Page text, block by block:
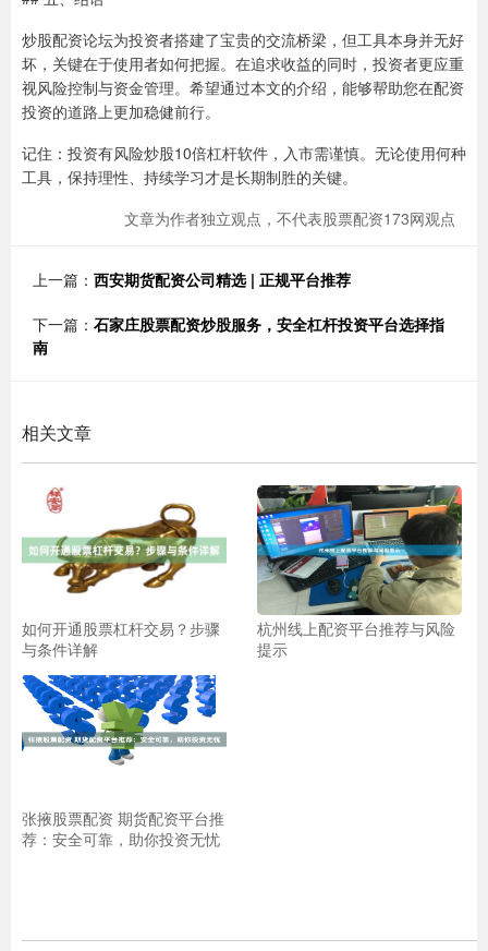
炒股配资论坛为投资者搭建了宝贵的交流桥梁，但工具本身并无好
坏，关键在于使用者如何把握。在追求收益的同时，投资者更应重
视风险控制与资金管理。希望通过本文的介绍，能够帮助您在配资
投资的道路上更加稳健前行。
记住：投资有风险炒股10倍杠杆软件，入市需谨慎。无论使用何种
工具，保持理性、持续学习才是长期制胜的关键。
文章为作者独立观点，不代表股票配资173网观点
上一篇： 西安期货配资公司精选 | 正规平台推荐
下一篇： 石家庄股票配资炒股服务，安全杠杆投资平台选择指
南
相关文章
如何开通股票杠杆交易？步骤
与条件详解
杭州线上配资平台推荐与风险
提示
张掖股票配资 期货配资平台推
荐：安全可靠，助你投资无忧